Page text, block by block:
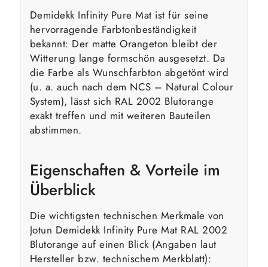
Demidekk Infinity Pure Mat ist für seine
hervorragende Farbtonbeständigkeit
bekannt: Der matte Orangeton bleibt der
Witterung lange formschön ausgesetzt. Da
die Farbe als Wunschfarbton abgetönt wird
(u. a. auch nach dem NCS – Natural Colour
System), lässt sich RAL 2002 Blutorange
exakt treffen und mit weiteren Bauteilen
abstimmen.
Eigenschaften & Vorteile im
Überblick
Die wichtigsten technischen Merkmale von
Jotun Demidekk Infinity Pure Mat RAL 2002
Blutorange auf einen Blick (Angaben laut
Hersteller bzw. technischem Merkblatt):